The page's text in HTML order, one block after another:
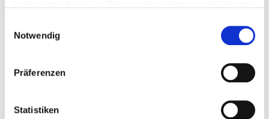
Notwendig
Präferenzen
Statistiken
Signalwaffen in der Öffentlichkeit
Den richtigen Ansprechpartner
...